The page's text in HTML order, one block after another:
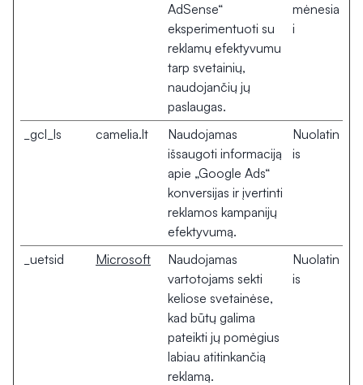
AdSense“
eksperimentuoti su
reklamų efektyvumu
tarp svetainių,
naudojančių jų
paslaugas.
mėnesia
i
_gcl_ls camelia.lt
Naudojamas
išsaugoti informaciją
apie „Google Ads“
konversijas ir įvertinti
reklamos kampanijų
efektyvumą.
Nuolatin
is
_uetsid Microsoft
Naudojamas
vartotojams sekti
keliose svetainėse,
kad būtų galima
pateikti jų pomėgius
labiau atitinkančią
reklamą.
Nuolatin
is